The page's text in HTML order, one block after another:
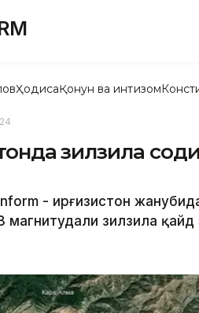
ҲодисаҚонун ва интизом
зилзила
- Қирғизистон
магнитудали зилзила